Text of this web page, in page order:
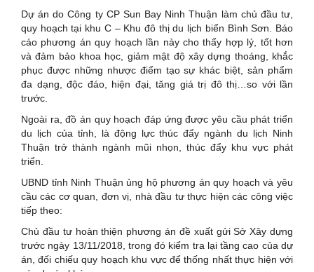
Dự án do Công ty CP Sun Bay Ninh Thuận làm chủ đầu tư,
quy hoạch tại khu C – Khu đô thị du lịch biển Bình Sơn. Báo
cáo phương án quy hoạch lần này cho thấy hợp lý, tốt hơn
và đảm bảo khoa học, giảm mật độ xây dựng thoáng, khắc
phục được những nhược điểm tạo sự khác biệt, sản phẩm
đa dạng, độc đáo, hiện đại, tăng giá trị đô thị…so với lần
trước.
Ngoài ra, đồ án quy hoạch đáp ứng được yêu cầu phát triển
du lịch của tỉnh, là động lực thúc đẩy ngành du lịch Ninh
Thuận trở thành ngành mũi nhọn, thúc đẩy khu vực phát
triển.
UBND tỉnh Ninh Thuận ủng hộ phương án quy hoạch và yêu
cầu các cơ quan, đơn vị, nhà đầu tư thực hiện các công việc
tiếp theo:
Chủ đầu tư hoàn thiện phương án đề xuất gửi Sở Xây dựng
trước ngày 13/11/2018, trong đó kiểm tra lại tầng cao của dự
án, đối chiếu quy hoạch khu vực để thống nhất thực hiện với